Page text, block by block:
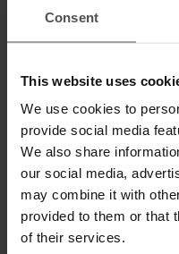
Consent
This website uses
We use cookies to
provide social media
We also share
our social media,
may combine it with
provided to them or that
of their services.
SPECIFICHE TECNICHE
DIGITAL PRODUCT